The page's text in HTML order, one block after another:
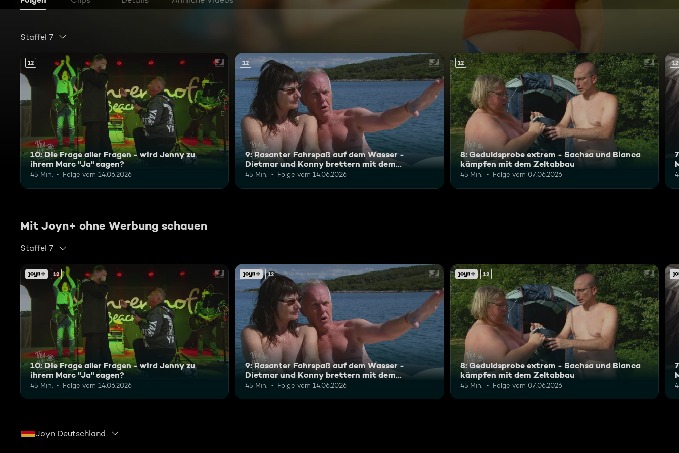
Staffel 7
12
10: Die Frage aller Fragen - wird Jenny zu
ihrem Marc "Ja" sagen?
45 Min. Folge vom 14.06.2026
12
9: Rasanter Fahrspaß auf dem Wasser -
Dietmar und Konny brettern mit dem
Motorboot
45 Min. Folge vom 14.06.2026
12
8: Geduldsprobe extrem - Sachsa und Bianca
kämpfen mit dem Zeltabbau
45 Min. Folge vom 07.06.2026
12
Mit Joyn+ ohne Werbung schauen
Staffel 7
12
10: Die Frage aller Fragen - wird Jenny zu
ihrem Marc "Ja" sagen?
45 Min. Folge vom 14.06.2026
12
9: Rasanter Fahrspaß auf dem Wasser -
Dietmar und Konny brettern mit dem
Motorboot
45 Min. Folge vom 14.06.2026
12
8: Geduldsprobe extrem - Sachsa und Bianca
kämpfen mit dem Zeltabbau
45 Min. Folge vom 07.06.2026
Joyn Deutschland